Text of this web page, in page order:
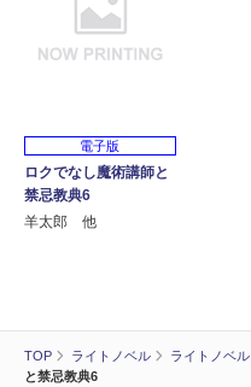
TOP ライトノベル ライトノベル
と禁忌教典6
電子版
ロクでなし魔術講師と
禁忌教典6
羊太郎 他